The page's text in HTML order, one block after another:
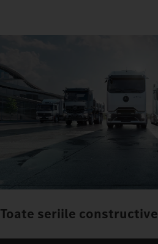
Toate seriile constructive